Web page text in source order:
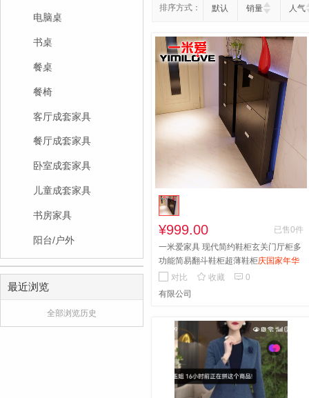
电脑桌
书桌
餐桌
餐椅
客厅成套家具
餐厅成套家具
卧室成套家具
儿童成套家具
书房家具
阳台/户外
最近浏览
全部浏览历史
排序方式： 默认 销量 人气
¥999.00
已售0件
一米爱家具 现代简约鞋柜玄关门厅柜多
功能简易翻斗鞋柜超薄鞋柜庆国家年华
疯狂抢购中
对比  收藏  0
有限公司